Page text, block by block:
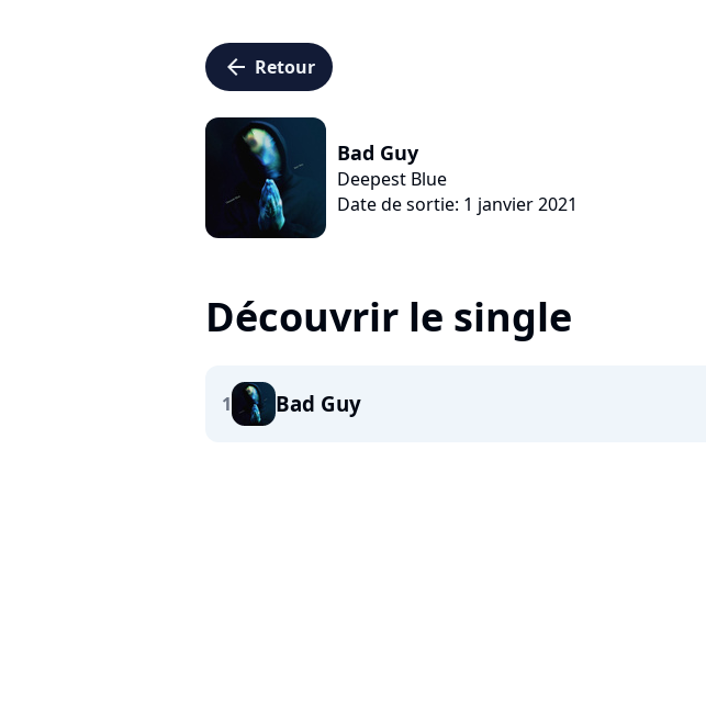
arrow_left Retour
Bad Guy
Deepest Blue
Date de sortie: 1 janvier 2021
Découvrir le single
1 Bad Guy